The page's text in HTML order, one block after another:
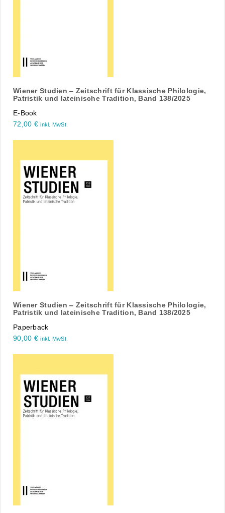
Wiener Studien ‒ Zeitschrift für Klassische Philologie,
Patristik und lateinische Tradition, Band 138/2025
E-Book
72,00 € inkl. MwSt.
Wiener Studien ‒ Zeitschrift für Klassische Philologie,
Patristik und lateinische Tradition, Band 138/2025
Paperback
90,00 € inkl. MwSt.